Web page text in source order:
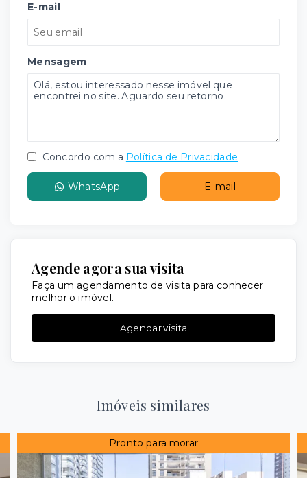
E-mail
Mensagem
Concordo com a Política de Privacidade
WhatsApp E-mail
Agende agora sua visita
Faça um agendamento de visita para conhecer
melhor o imóvel.
Agendar visita
Imóveis similares
Pronto para morar